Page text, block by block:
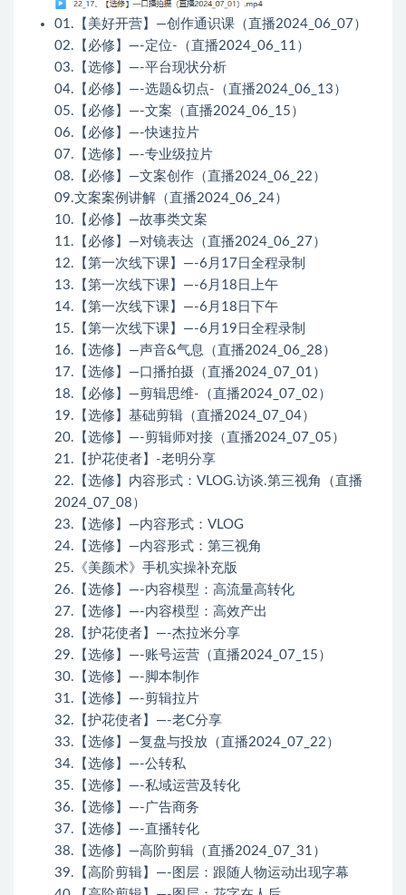
01.【美好开营】—创作通识课（直播2024_06_07）
02.【必修】—-定位-（直播2024_06_11）
03.【选修】—-平台现状分析
04.【必修】—-选题&切点-（直播2024_06_13）
05.【必修】—-文案（直播2024_06_15）
06.【必修】—-快速拉片
07.【选修】—-专业级拉片
08.【必修】—文案创作（直播2024_06_22）
09.文案案例讲解（直播2024_06_24）
10.【必修】—故事类文案
11.【必修】—对镜表达（直播2024_06_27）
12.【第一次线下课】—-6月17日全程录制
13.【第一次线下课】—-6月18日上午
14.【第一次线下课】—-6月18日下午
15.【第一次线下课】—-6月19日全程录制
16.【选修】—声音&气息（直播2024_06_28）
17.【选修】—口播拍摄（直播2024_07_01）
18.【必修】—剪辑思维-（直播2024_07_02）
19.【选修】基础剪辑（直播2024_07_04）
20.【选修】—-剪辑师对接（直播2024_07_05）
21.【护花使者】-老明分享
22.【选修】内容形式：VLOG.访谈.第三视角（直播
2024_07_08）
23.【选修】—内容形式：VLOG
24.【选修】—内容形式：第三视角
25.《美颜术》手机实操补充版
26.【选修】—-内容模型：高流量高转化
27.【选修】—-内容模型：高效产出
28.【护花使者】—-杰拉米分享
29.【选修】—-账号运营（直播2024_07_15）
30.【选修】—-脚本制作
31.【选修】—-剪辑拉片
32.【护花使者】—-老C分享
33.【选修】—复盘与投放（直播2024_07_22）
34.【选修】—-公转私
35.【选修】—-私域运营及转化
36.【选修】—-广告商务
37.【选修】—-直播转化
38.【选修】—高阶剪辑（直播2024_07_31）
39.【高阶剪辑】—-图层：跟随人物运动出现字幕